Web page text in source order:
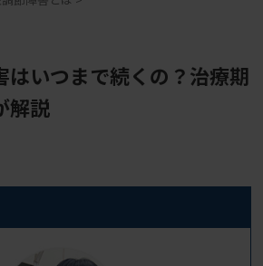
はいつまで続くの？治療期
解説